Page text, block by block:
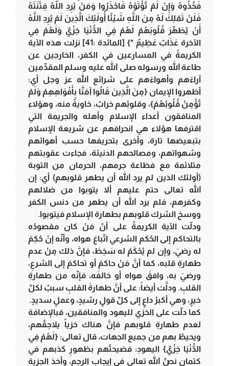
فَخُذُوهُ وَإِنْ لَمْ تُؤْتَوْهُ فَاحْذَرُوا وَمَنْ يُرِدِ اللَّهُ فِتْنَتَهُ
فَلَنْ تَمْلِكَ لَهُ مِنَ اللَّهِ شَيْئًا أُولَئِكَ الَّذِينَ لَمْ يُرِدِ اللَّهُ
أَنْ يُطَهِّرَ قُلُوبَهُمْ لَهُمْ فِي الدُّنْيَا خِزْيٌ وَلَهُمْ فِي
الآخرة عَذَابٌ عَظِيمٌ *} [المائدة :41] نزلت هذه الآية
الكريمةُ في المسارعين في الكفر، الخارجين عن
طاعة الله ورسوله صلى الله عليه وسلم المقدِّمين
آراءَهم وأهواءَهم على شرائع الله عز وجل أي:
أظهروا الإيمان {مِنَ الَّذِينَ قَالُوا آمَنَّا بِأَفْوَاهِهِمْ وَلَمْ
تُؤْمِنْ قُلُوبُهُمْ}، وقلوبُهم خرابٌ، خاويةٌ منه، وهؤلاء
المنافقون أعداء الإسلام وأهله والجريمة التي
اقترفها هؤلاء هي انحرافهم عن شريعة الإسلام
بتبعيضها تارة، وأخرى بتحريفها حسب أهوائهم
وشهواتهم، ومصالحهم الدنيئة، فجاءت عقوبتهم
متلائمة مع فظاعة جرمهم، الحرمان من التوبة
(أولئك الذين لم يرد الله أن يطهر قلوبهم) أي: إن
الله تعالى حتم عليهم ألا يتوبوا من ضلالهم
وكفرهم، فلم يرد الله أن يطهر من دنس الكفر
ووسخ الشرك قلوبهم بطهارة الإسلام فيتوبوا.
ودلّت الآية الكريمةُ على أنّ مَنْ كان مقصودُه
بالتحاكم إلى الحُكم الشرعي اتّباعَ هواه، وأنّه إنْ حُكِمَ
له رضيَ، وإن لم يُحْكَمْ له سَخِطَ، فإنَّ ذلك مِنْ عدمِ
طهارةِ قلبه، كما أنَّ مَنْ حاكمَ أو تحاكمَ إلى الشرعِ،
ورضيَ به، وافقَ هواه أو خالفَه، فإنّه من طهارةِ
القلبِ. ودلَّت أيضاً: على أنَّ طهارةَ القلبِ سببٌ لكلِّ
خيرٍ، وهي أكبرُ داعٍ إلى كلِّ قولٍ رشيدٍ، وعملٍ سديدٍ.
كما دلّت على الخزي لليهود والمنافقين، فبالإضافة
لعدم طهارةِ قلوبهم فإنَّ هناك خزياً يلاحِقُهم،
ويحيطُ بهم من جميع الجهات، قال تعالى: {لَهُمْ فِي
الدُّنْيَا خِزْيٌ} اليهودِ: فضيحتُهم بظهورِ كذبهم في
كتمان نصِّ الله تعالى في إيجابِ الرجم، وأخذ الجزية